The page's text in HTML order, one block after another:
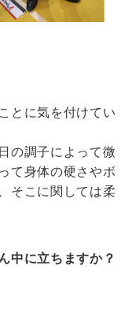
とに気を付けてい
の調子によって微
て身体の硬さやボ
そこに関しては柔
中に立ちますか？